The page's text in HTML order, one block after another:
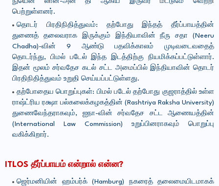
பெற்றுள்ளனர்.
தொடர் பிரதிநிதித்துவம்: தற்போது இந்தத் தீர்ப்பாயத்தின்
துணைத் தலைவராக இருக்கும் இந்தியாவின் நீரு சதா (Neeru
Chadha)-வின் 9 ஆண்டு பதவிக்காலம் முடிவடைவதைத்
தொடர்ந்து, பிமல் படேல் இந்த இடத்திற்கு நியமிக்கப்பட்டுள்ளார்.
இதன் மூலம் சர்வதேச கடல் சட்ட அமைப்பில் இந்தியாவின் தொடர்
பிரதிநிதித்துவம் உறுதி செய்யப்பட்டுள்ளது.
தற்போதைய பொறுப்புகள்: பிமல் படேல் தற்போது குஜராத்தில் உள்ள
ராஷ்ட்ரிய ரக்ஷா பல்கலைக்கழகத்தின் (Rashtriya Raksha University)
துணைவேந்தராகவும், ஐநா-வின் சர்வதேச சட்ட ஆணையத்தின்
(International Law Commission) உறுப்பினராகவும் பொறுப்பு
வகிக்கிறார்.
ITLOS தீர்ப்பாயம் என்றால் என்ன?
ஜெர்மனியின் ஹம்பர்க் (Hamburg) நகரைத் தலைமையிடமாகக்